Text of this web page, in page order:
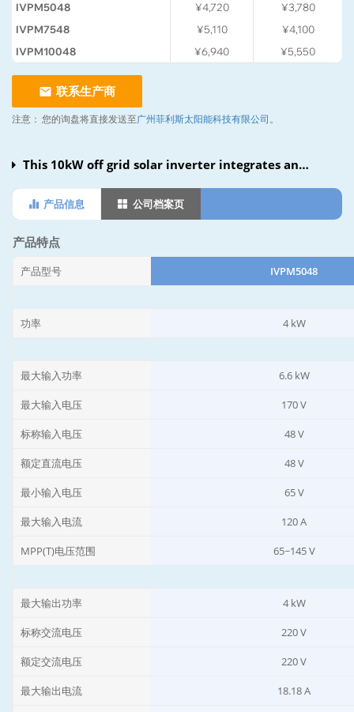
IVPM5048
¥4,720
¥3,780
IVPM7548
¥5,110
¥4,100
IVPM10048
¥6,940 ¥5,550
联系生产商
注意： 您的询盘将直接发送至广州菲利斯太阳能科技有限公司 。
This 10kW off grid solar inverter integrates an
inverter, MPPT solar charger, and battery charger.
With 90VDC-280VDC PV voltage input range, it allows
you to configure the system based on your needs. It
enables parameter adjustment and charge priority
mode setting via LCD screen and can expand 6 units
产品信息 公司档案页
产品特点
产品型号 IVPM5048
功率 4 kW
最大输入功率 6.6 kW
最大输入电压 170 V
标称输入电压 48 V
额定直流电压 48 V
最小输入电压 65 V
最大输入电流 120 A
MPP(T)电压范围 65~145 V
最大输出功率 4 kW
标称交流电压 220 V
额定交流电压 220 V
最大输出电流 18.18 A